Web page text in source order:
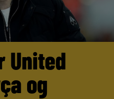
United
og